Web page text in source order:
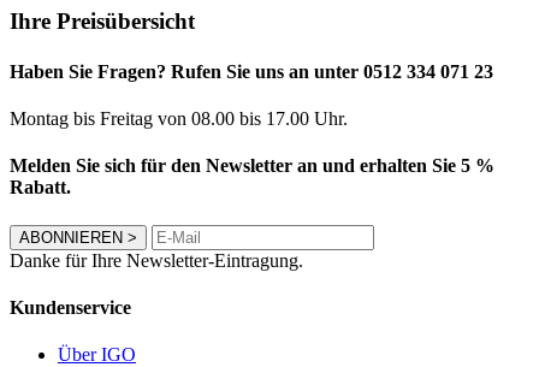
Ihre Preisübersicht
Haben Sie Fragen? Rufen Sie uns an unter 0512 334 071 23
Montag bis Freitag von 08.00 bis 17.00 Uhr.
Melden Sie sich für den Newsletter an und erhalten Sie 5 %
Rabatt.
ABONNIEREN >
Danke für Ihre Newsletter-Eintragung.
Kundenservice
Über IGO